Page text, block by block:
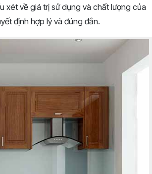
xét về giá trị sử dụng và chất lượng của
định hợp lý và đúng đắn.